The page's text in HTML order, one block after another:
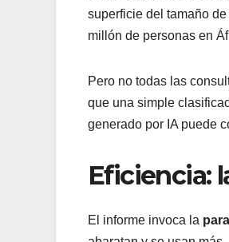
superficie del tamaño
millón de personas en
Pero no todas las
que una simple
generado por IA puede
Eficiencia:
El informe invoca la